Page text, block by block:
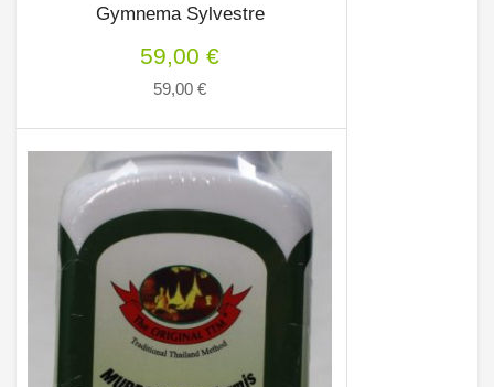
Gymnema Sylvestre
59,00 €
59,00 €